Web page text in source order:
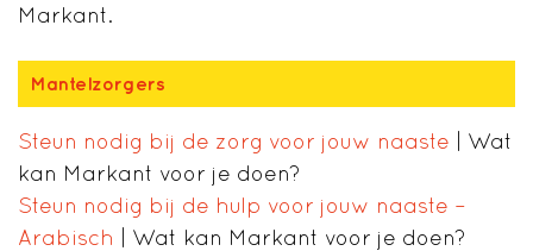
Markant.
Mantelzorgers
Steun nodig bij de zorg voor jouw naaste | Wat
kan Markant voor je doen?
Steun nodig bij de hulp voor jouw naaste –
Arabisch | Wat kan Markant voor je doen?